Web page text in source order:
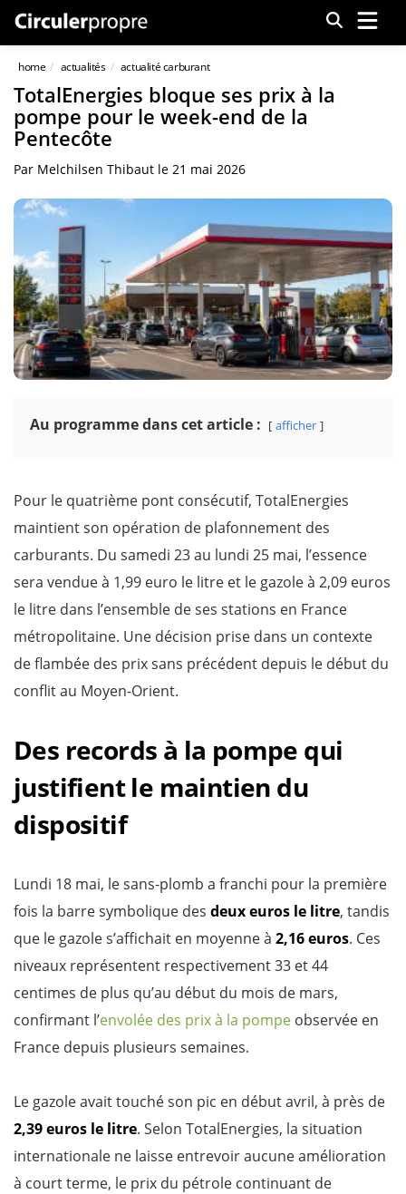
Menu
home actualités actualité carburant
TotalEnergies bloque ses prix à la
pompe pour le week-end de la
Pentecôte
Par Melchilsen Thibaut le 21 mai 2026
Au programme dans cet article : afficher
Pour le quatrième pont consécutif, TotalEnergies
maintient son opération de plafonnement des
carburants. Du samedi 23 au lundi 25 mai, l’essence
sera vendue à 1,99 euro le litre et le gazole à 2,09 euros
le litre dans l’ensemble de ses stations en France
métropolitaine. Une décision prise dans un contexte
de flambée des prix sans précédent depuis le début du
conflit au Moyen-Orient.
Des records à la pompe qui
justifient le maintien du
dispositif
Lundi 18 mai, le sans-plomb a franchi pour la première
fois la barre symbolique des deux euros le litre, tandis
que le gazole s’affichait en moyenne à 2,16 euros. Ces
niveaux représentent respectivement 33 et 44
centimes de plus qu’au début du mois de mars,
confirmant l’envolée des prix à la pompe observée en
France depuis plusieurs semaines.
Le gazole avait touché son pic en début avril, à près de
2,39 euros le litre. Selon TotalEnergies, la situation
internationale ne laisse entrevoir aucune amélioration
à court terme, le prix du pétrole continuant de